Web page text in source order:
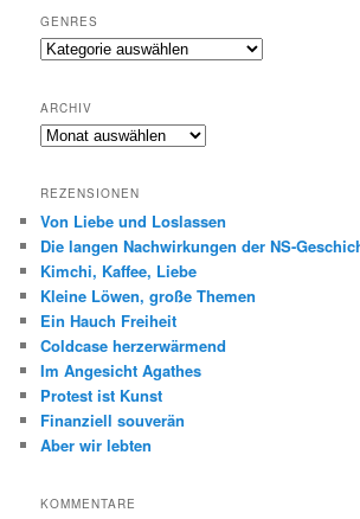
GENRES
Genres
ARCHIV
Archiv
REZENSIONEN
Von Liebe und Loslassen
Die langen Nachwirkungen der NS-
Kimchi, Kaffee, Liebe
Kleine Löwen, große Themen
Ein Hauch Freiheit
Coldcase herzerwärmend
Im Angesicht Agathes
Protest ist Kunst
Finanziell souverän
Aber wir lebten
KOMMENTARE